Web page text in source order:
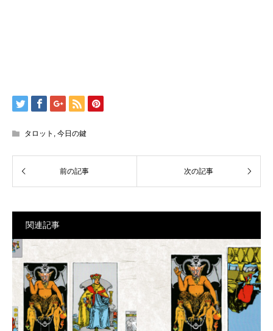
タロット , 今日の鍵
関連記事